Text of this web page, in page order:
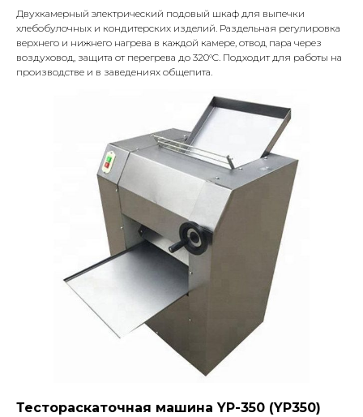
Двухкамерный электрический подовый шкаф для выпечки
хлебобулочных и кондитерских изделий. Раздельная регулировка
верхнего и нижнего нагрева в каждой камере, отвод пара через
воздуховод, защита от перегрева до 320°C. Подходит для работы на
производстве и в заведениях общепита.
Тестораскаточная машина YP-350 (YP350)